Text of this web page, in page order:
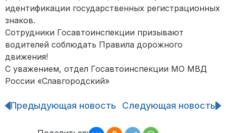
идентификации государственных регистрационных
знаков.
Сотрудники Госавтоинспекции призывают
водителей соблюдать Правила дорожного
движения!
С уважением, отдел Госавтоинспекции МО МВД
России «Славгородский»
Навигация
Предыдующая новость Следующая новость